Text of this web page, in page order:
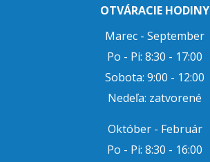
OTVÁRACIE HODINY
Marec - September
Po - Pi: 8:30 - 17:00
Sobota: 9:00 - 12:00
Nedeľa: zatvorené
Október - Február
Po - Pi: 8:30 - 16:00